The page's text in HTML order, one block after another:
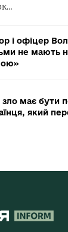
і офіцер
не мають
має бути
який